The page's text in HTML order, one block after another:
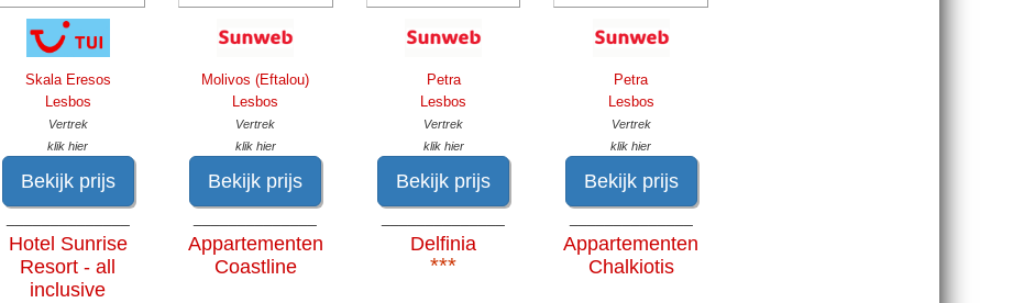
Skala Eresos
Lesbos
Vertrek
klik hier
Bekijk prijs
Molivos (Eftalou)
Lesbos
Vertrek
klik hier
Bekijk prijs
Petra
Lesbos
Vertrek
klik hier
Bekijk prijs
Petra
Lesbos
Vertrek
klik hier
Bekijk prijs
Hotel Sunrise
Resort - all
inclusive
Appartementen
Coastline
Delfinia
***
Appartementen
Chalkiotis